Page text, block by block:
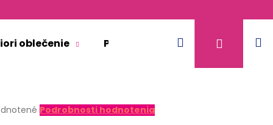
oblečenie Pre dospelých Doplnkový
Hľadať
Podrobnosti hodnotenia